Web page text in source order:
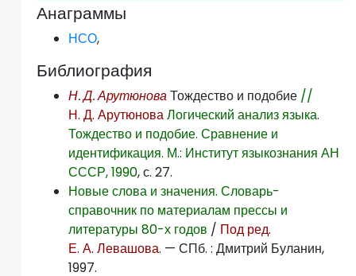
Анаграммы
НСО,
Библиография
Н. Д. АрутюноваТождество и подобие //
Н. Д. АрутюноваЛогический анализ языка.
Тождество и подобие. Сравнение и
идентификация. М.: Институт языкознания АН
СССР, 1990, с. 27.
Новые слова и значения. Словарь-
справочник по материалам прессы и
литературы 80-х годов / Под ред.
Е. А. Левашова. — СПб. : Дмитрий Буланин,
1997.